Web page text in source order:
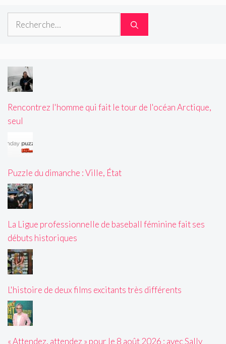
Rechercher :
Rencontrez l'homme qui fait le tour de l'océan Arctique,
seul
Puzzle du dimanche : Ville, État
La Ligue professionnelle de baseball féminine fait ses
débuts historiques
L'histoire de deux films excitants très différents
« Attendez, attendez » pour le 8 août 2026 : avec Sally